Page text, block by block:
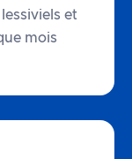
et
mois